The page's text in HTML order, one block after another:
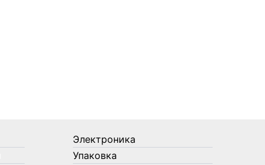
Электроника
Упаковка